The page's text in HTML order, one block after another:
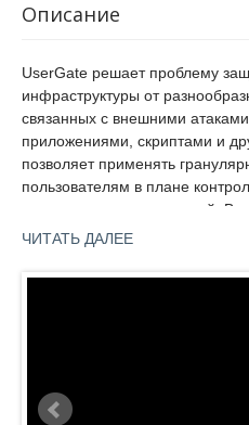
Описание
UserGate решает проблему
инфраструктуры от
связанных с внешними
приложениями, скриптами и
позволяет применять
пользователям в плане
используемых приложений. В
инновационная платформа,
Гб/c.
ЧИТАТЬ ДАЛЕЕ
продукта.